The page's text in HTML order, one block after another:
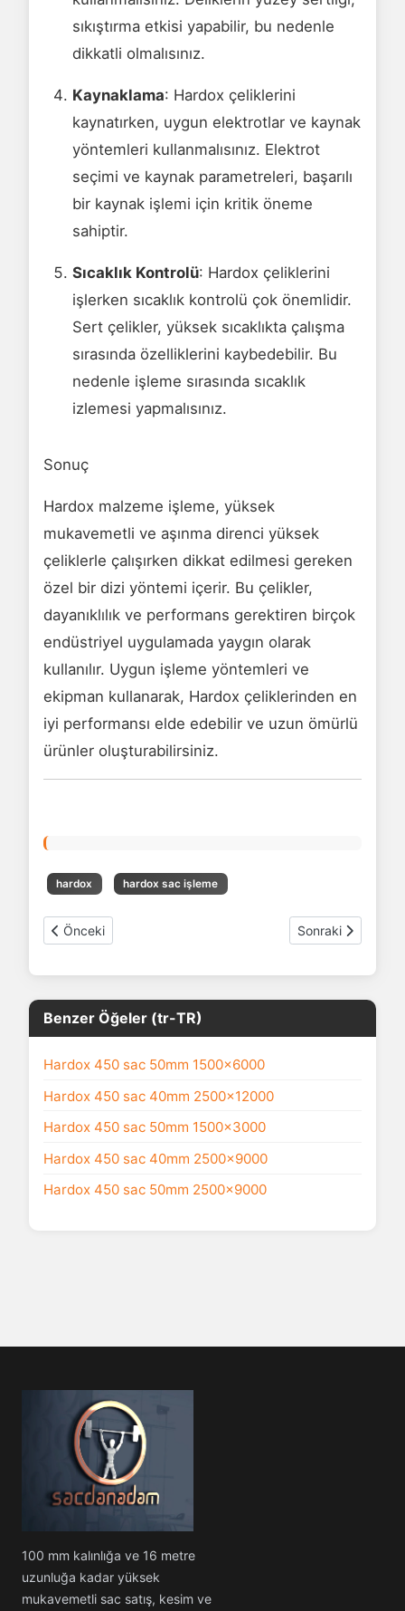
sıkıştırma etkisi yapabilir, bu nedenle
dikkatli olmalısınız.
Kaynaklama: Hardox çeliklerini
kaynatırken, uygun elektrotlar ve kaynak
yöntemleri kullanmalısınız. Elektrot
seçimi ve kaynak parametreleri, başarılı
bir kaynak işlemi için kritik öneme
sahiptir.
Sıcaklık Kontrolü: Hardox çeliklerini
işlerken sıcaklık kontrolü çok önemlidir.
Sert çelikler, yüksek sıcaklıkta çalışma
sırasında özelliklerini kaybedebilir. Bu
nedenle işleme sırasında sıcaklık
izlemesi yapmalısınız.
Sonuç
Hardox malzeme işleme, yüksek
mukavemetli ve aşınma direnci yüksek
çeliklerle çalışırken dikkat edilmesi gereken
özel bir dizi yöntemi içerir. Bu çelikler,
dayanıklılık ve performans gerektiren birçok
endüstriyel uygulamada yaygın olarak
kullanılır. Uygun işleme yöntemleri ve
ekipman kullanarak, Hardox çeliklerinden en
iyi performansı elde edebilir ve uzun ömürlü
ürünler oluşturabilirsiniz.
hardox hardox sac işleme
Önceki makale: Hardox Sac ağırlık hesaplama
Önceki Sonraki makale:
Sonraki
Benzer Öğeler (tr-TR)
Hardox 450 sac 50mm 1500x6000
Hardox 450 sac 40mm 2500x12000
Hardox 450 sac 50mm 1500x3000
Hardox 450 sac 40mm 2500x9000
Hardox 450 sac 50mm 2500x9000
100 mm kalınlığa ve 16 metre
uzunluğa kadar yüksek
mukavemetli sac satış, kesim ve